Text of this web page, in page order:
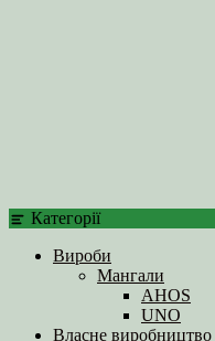
Категорії
Вироби
Мангали
AHOS
UNO
Власне виробництво